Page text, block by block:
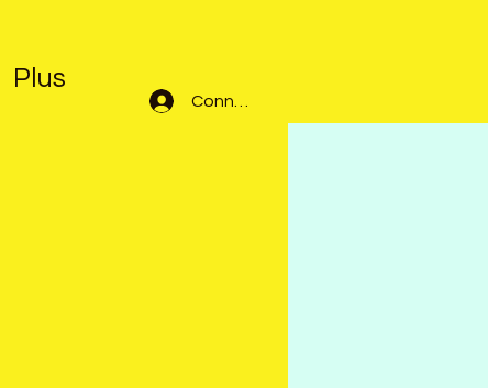
Plus
Connexion